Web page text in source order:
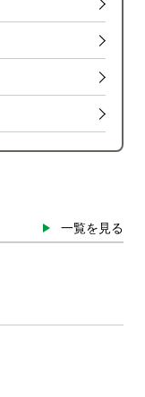
一覧を見る